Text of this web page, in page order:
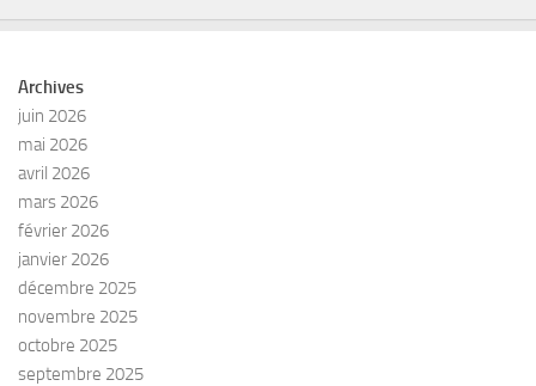
Archives
juin 2026
mai 2026
avril 2026
mars 2026
février 2026
janvier 2026
décembre 2025
novembre 2025
octobre 2025
septembre 2025